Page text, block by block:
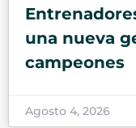
una nueva
campeones
Agosto 4, 2026